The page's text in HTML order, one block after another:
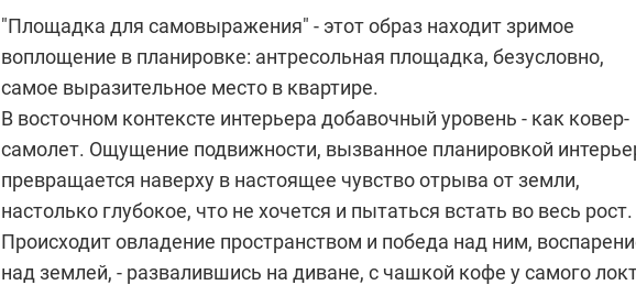
"Площадка для самовыражения" - этот образ находит зримое
воплощение в планировке: антресольная площадка, безусловно,
самое выразительное место в квартире.
В восточном контексте интерьера добавочный уровень - как ковер-
самолет. Ощущение подвижности, вызванное планировкой
превращается наверху в настоящее чувство отрыва от земли,
настолько глубокое, что не хочется и пытаться встать во весь рост.
Происходит овладение пространством и победа над ним,
над землей, - развалившись на диване, с чашкой кофе у самого